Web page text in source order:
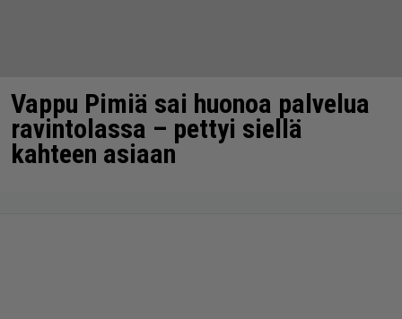
Vappu Pimiä sai huonoa palvelua
ravintolassa – pettyi siellä
kahteen asiaan